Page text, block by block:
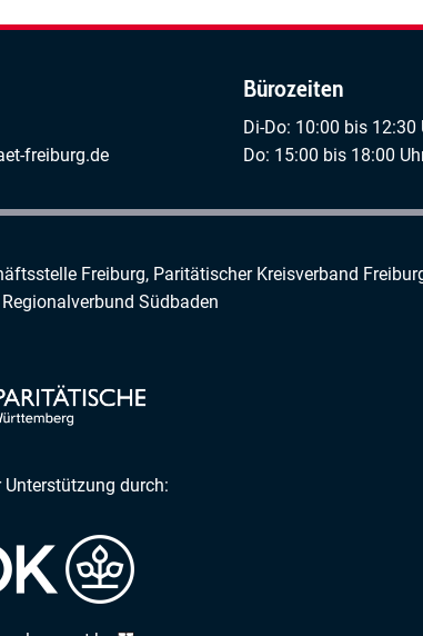
freiburg.de
Bürozeiten
Di-Do: 10:00 bis 12:30
Do: 15:00 bis 18:00
Freiburg, Paritätischer Kreisverband
Regionalverbund Südbaden
durch: